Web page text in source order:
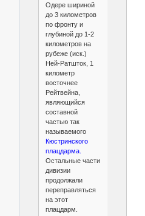
Одере шириной
до 3 километров
по фронту и
глубиной до 1-2
километров на
рубеже (иск.)
Ней-Ратшток, 1
километр
восточнее
Рейтвейна,
являющийся
составной
частью так
называемого
Кюстринского
плацдарма.
Остальные части
дивизии
продолжали
переправляться
на этот
плацдарм.